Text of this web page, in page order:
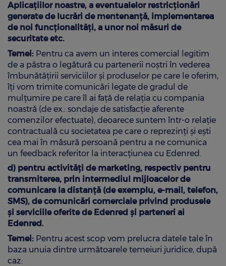
Aplicațiilor noastre, a eventualelor restricționări
generate de lucrări de mentenanță, implementarea
de noi funcționalități, a unor noi măsuri de
securitate etc.
Temei: Pentru ca avem un interes comercial legitim
de a păstra o legătură cu partenerii noştri în vederea
îmbunătățirii serviciilor şi produselor pe care le oferim,
îți vom trimite comunicări legate de gradul de
mulțumire pe care îl ai față de relația cu compania
noastră (de ex.: sondaje de satisfacție aferente
comenzilor efectuate), deoarece suntem într-o relație
contractuală cu societatea pe care o reprezinți şi eşti
cea mai în măsură persoană pentru a ne comunica
un feedback referitor la interacțiunea cu Edenred.
d) pentru activităţi de marketing, respectiv pentru
transmiterea, prin intermediul mijloacelor de
comunicare la distanţă (de exemplu, e-mail, telefon,
SMS), de comunicări comerciale privind produsele
şi serviciile oferite de Edenred și parteneri ai
Edenred.
Temei: Pentru acest scop vom prelucra datele tale în
baza unuia dintre următoarele temeiuri juridice, după
caz: